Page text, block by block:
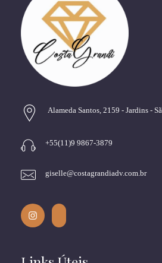
Alameda Santos, 2159 - Jardins -
+55(11)9 9867-3879
giselle@costagrandiadv.com.br